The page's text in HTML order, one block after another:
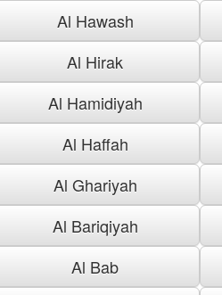
Al Hawash
Al Hirak
Al Hamidiyah
Al Haffah
Al Ghariyah
Al Bariqiyah
Al Bab